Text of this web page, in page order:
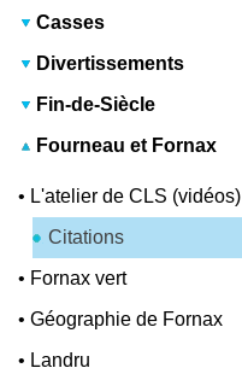
Casses
Divertissements
Fin-de-Siècle
Fourneau et Fornax
• L'atelier de CLS (vidéos)
Citations
• Fornax vert
•Géographie de Fornax
• Landru